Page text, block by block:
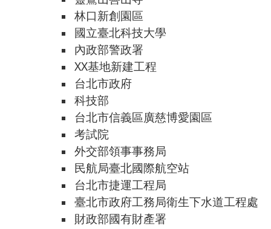
林口新創園區
國立臺北科技大學
內政部警政署
XX基地新建工程
台北市政府
科技部
台北市信義區廣慈博愛園區
考試院
外交部領事事務局
民航局臺北國際航空站
台北市捷運工程局
臺北市政府工務局衛生下水道工程處
財政部國有財產署